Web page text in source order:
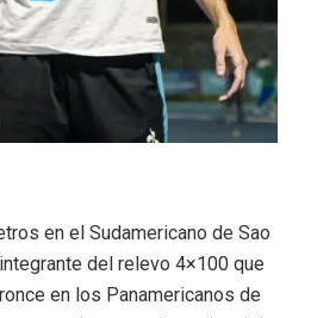
en el Sudamericano de Sao
del relevo 4×100 que
en los Panamericanos de